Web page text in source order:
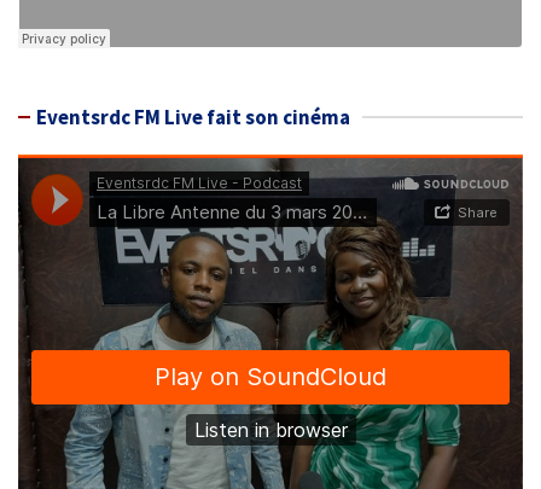
Eventsrdc FM Live fait son cinéma